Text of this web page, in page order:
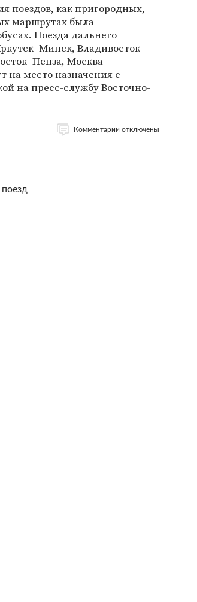
поездов, как пригородных,
маршрутах была
Поезда дальнего
Владивосток–
Москва–
на место назначения с
на пресс-службу Восточно-
Комментарии отключены